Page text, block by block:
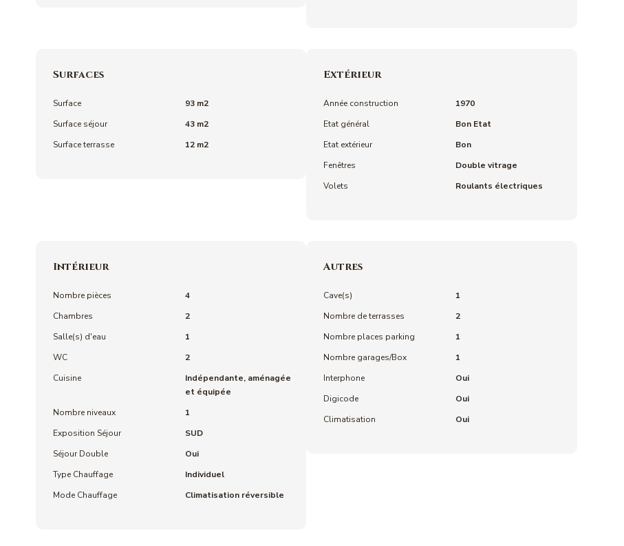
Surfaces
Surface
93 m2
Surface séjour
43 m2
Surface terrasse
12 m2
Extérieur
Année construction
1970
Etat général
Bon Etat
Etat extérieur
Bon
Fenêtres
Double vitrage
Volets
Roulants électriques
Intérieur
Nombre pièces
4
Chambres
2
Salle(s) d'eau
1
WC
2
Cuisine
Indépendante, aménagée
et équipée
Nombre niveaux
1
Exposition Séjour
SUD
Séjour Double
Oui
Type Chauffage
Individuel
Mode Chauffage
Climatisation réversible
Autres
Cave(s)
1
Nombre de terrasses
2
Nombre places parking
1
Nombre garages/Box
1
Interphone
Oui
Digicode
Oui
Climatisation
Oui